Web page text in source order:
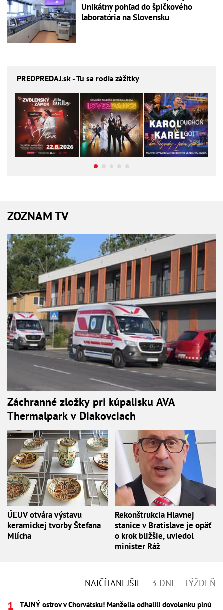
Unikátny pohľad do špičkového
laboratória na Slovensku
PREDPREDAJ.sk - Tu sa rodia zážitky
ZOZNAM TV
Záchranné zložky pri kúpalisku AVA
Thermalpark v Diakovciach
ÚĽUV otvára výstavu
keramickej tvorby Štefana
Mlícha
Rekonštrukcia Hlavnej
stanice v Bratislave je opäť
o krok bližšie, uviedol
minister Ráž
NAJČÍTANEJŠIE 3 DNI TÝŽDEŇ
TAJNÝ ostrov v Chorvátsku! Manželia odhalili dovolenku plnú